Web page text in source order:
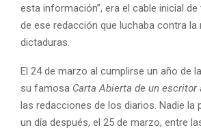
esta información”, era el cable inicial
de ese redacción que luchaba contra
dictaduras.
El 24 de marzo al cumplirse un año de
su famosa Carta Abierta de un
las redacciones de los diarios. Nadie la
un día después, el 25 de marzo, entre